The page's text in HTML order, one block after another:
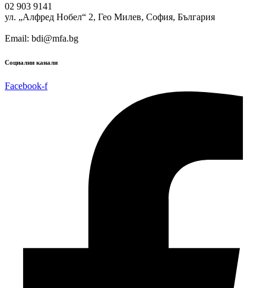
02 903 9141
ул. „Алфред Нобел“ 2, Гео Милев, София, България
Email: bdi@mfa.bg
Социални канали
Facebook-f